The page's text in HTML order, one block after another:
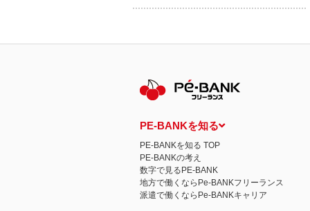
PE-BANKを知る
PE-BANKを知る TOP
PE-BANKの考え
数字で見るPE-BANK
地方で働くならPe-BANKフリーランス
派遣で働くならPe-BANKキャリア